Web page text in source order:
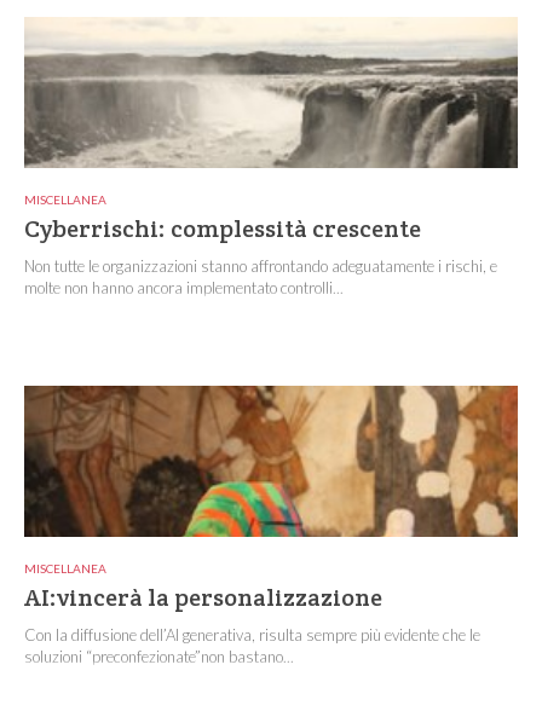
MISCELLANEA
Cyberrischi: complessità crescente
Non tutte le organizzazioni stanno affrontando adeguatamente i rischi, e
molte non hanno ancora implementato controlli...
MISCELLANEA
AI:vincerà la personalizzazione
Con la diffusione dell’AI generativa, risulta sempre più evidente che le
soluzioni “preconfezionate”non bastano...